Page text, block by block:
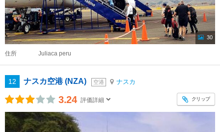
30
住所 Juliaca peru
12 ナスカ空港 (NZA) 空港 ナスカ
3.24 評価詳細 クリップ